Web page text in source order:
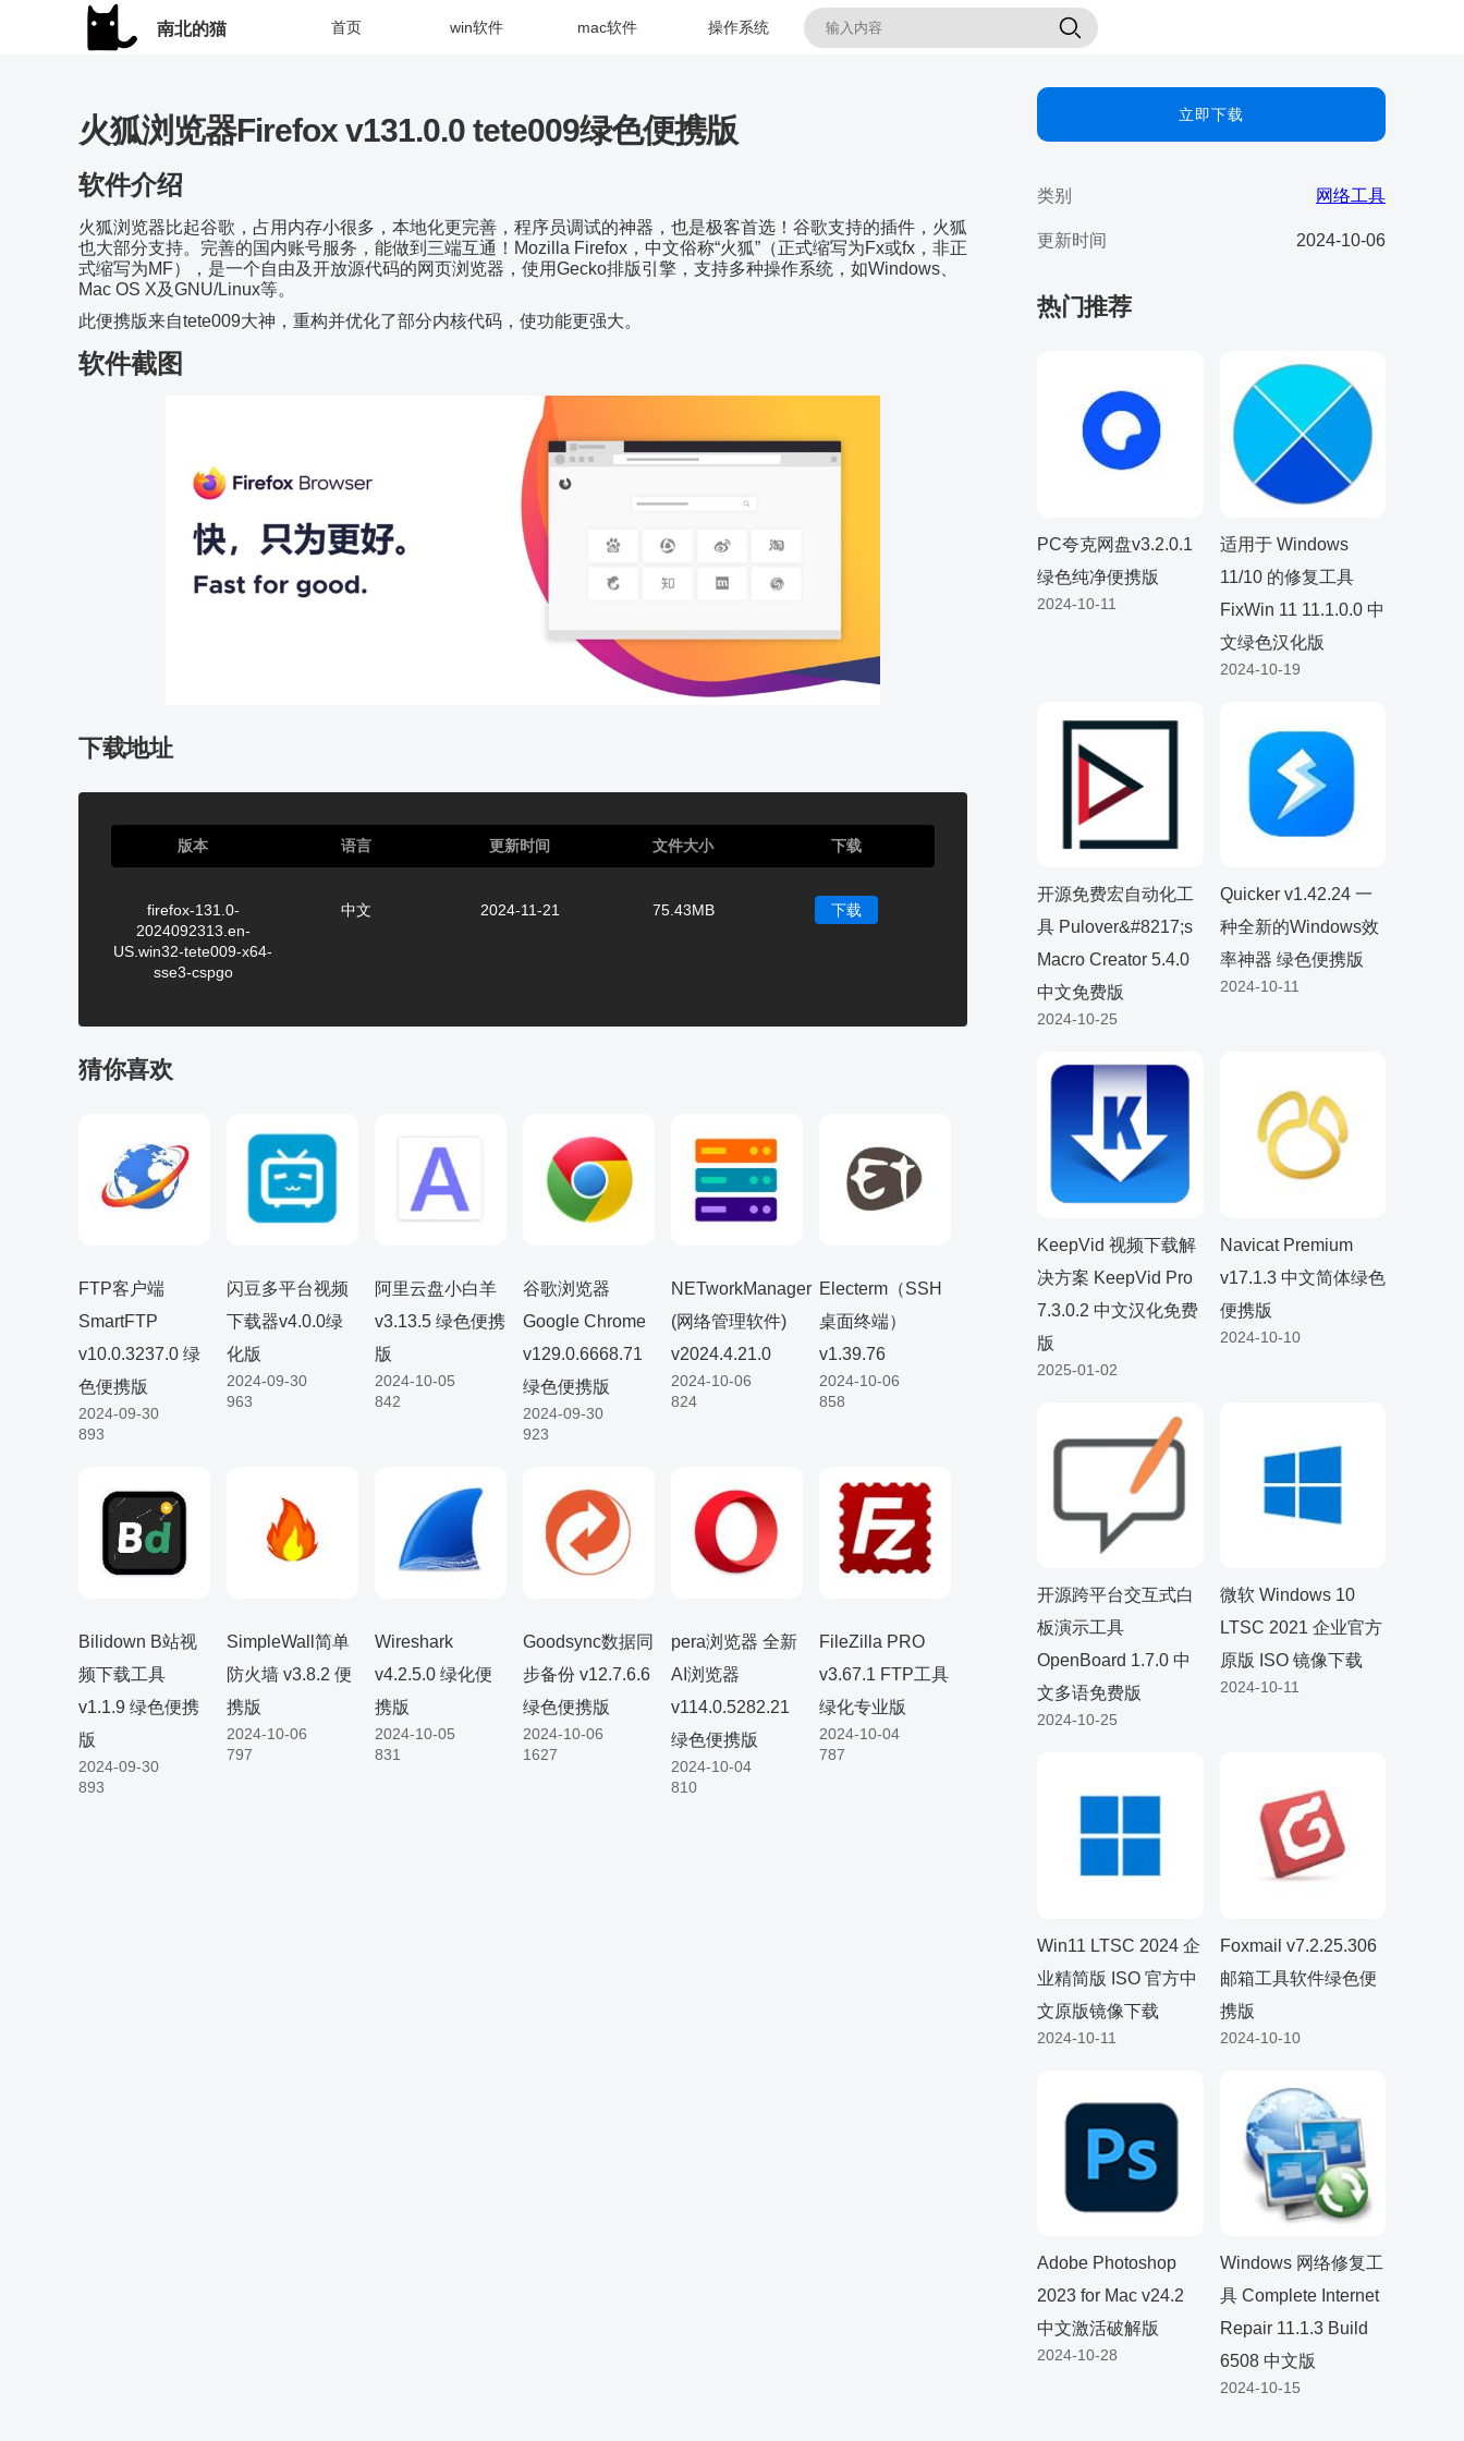
南北的猫 首页 win软件 mac软件 操作系统
火狐浏览器Firefox v131.0.0 tete009绿色便携版
软件介绍
火狐浏览器比起谷歌，占用内存小很多，本地化更完善，程序员调试的神器，也是极客首选！谷歌支持的插件，火狐
也大部分支持。完善的国内账号服务，能做到三端互通！Mozilla Firefox，中文俗称“火狐”（正式缩写为Fx或fx，非正
式缩写为MF），是一个自由及开放源代码的网页浏览器，使用Gecko排版引擎，支持多种操作系统，如Windows、
Mac OS X及GNU/Linux等。
此便携版来自tete009大神，重构并优化了部分内核代码，使功能更强大。
软件截图
下载地址
版本 语言 更新时间 文件大小 下载
firefox-131.0-
2024092313.en-
US.win32-tete009-x64-
sse3-cspgo
中文 2024-11-21 75.43MB 下载
猜你喜欢
FTP客户端
SmartFTP
v10.0.3237.0 绿
色便携版
2024-09-30
893
闪豆多平台视频
下载器v4.0.0绿
化版
2024-09-30
963
阿里云盘小白羊
v3.13.5 绿色便携
版
2024-10-05
842
谷歌浏览器
Google Chrome
v129.0.6668.71
绿色便携版
2024-09-30
923
NETworkManager
(网络管理软件)
v2024.4.21.0
2024-10-06
824
Electerm（SSH
桌面终端）
v1.39.76
2024-10-06
858
Bilidown B站视
频下载工具
v1.1.9 绿色便携
版
2024-09-30
893
SimpleWall简单
防火墙 v3.8.2 便
携版
2024-10-06
797
Wireshark
v4.2.5.0 绿化便
携版
2024-10-05
831
Goodsync数据同
步备份 v12.7.6.6
绿色便携版
2024-10-06
1627
pera浏览器 全新
AI浏览器
v114.0.5282.21
绿色便携版
2024-10-04
810
FileZilla PRO
v3.67.1 FTP工具
绿化专业版
2024-10-04
787
立即下载
类别 网络工具
更新时间 2024-10-06
热门推荐
PC夸克网盘v3.2.0.1
绿色纯净便携版
2024-10-11
适用于 Windows
11/10 的修复工具
FixWin 11 11.1.0.0 中
文绿色汉化版
2024-10-19
开源免费宏自动化工
具 Pulover&#8217;s
Macro Creator 5.4.0
中文免费版
2024-10-25
Quicker v1.42.24 一
种全新的Windows效
率神器 绿色便携版
2024-10-11
KeepVid 视频下载解
决方案 KeepVid Pro
7.3.0.2 中文汉化免费
版
2025-01-02
Navicat Premium
v17.1.3 中文简体绿色
便携版
2024-10-10
开源跨平台交互式白
板演示工具
OpenBoard 1.7.0 中
文多语免费版
2024-10-25
微软 Windows 10
LTSC 2021 企业官方
原版 ISO 镜像下载
2024-10-11
Win11 LTSC 2024 企
业精简版 ISO 官方中
文原版镜像下载
2024-10-11
Foxmail v7.2.25.306
邮箱工具软件绿色便
携版
2024-10-10
Adobe Photoshop
2023 for Mac v24.2
中文激活破解版
2024-10-28
Windows 网络修复工
具 Complete Internet
Repair 11.1.3 Build
6508 中文版
2024-10-15